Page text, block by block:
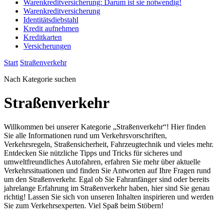
Warenkreditversicherung: Darum ist sie notwendig!
Warenkreditversicherung
Identitätsdiebstahl
Kredit aufnehmen
Kreditkarten
Versicherungen
Start Straßenverkehr
Nach Kategorie suchen
Straßenverkehr
Willkommen bei unserer Kategorie „Straßenverkehr“! Hier finden
Sie alle Informationen rund um Verkehrsvorschriften,
Verkehrsregeln, Straßensicherheit, Fahrzeugtechnik und vieles mehr.
Entdecken Sie nützliche Tipps und Tricks für sicheres und
umweltfreundliches Autofahren, erfahren Sie mehr über aktuelle
Verkehrssituationen und finden Sie Antworten auf Ihre Fragen rund
um den Straßenverkehr. Egal ob Sie Fahranfänger sind oder bereits
jahrelange Erfahrung im Straßenverkehr haben, hier sind Sie genau
richtig! Lassen Sie sich von unseren Inhalten inspirieren und werden
Sie zum Verkehrsexperten. Viel Spaß beim Stöbern!